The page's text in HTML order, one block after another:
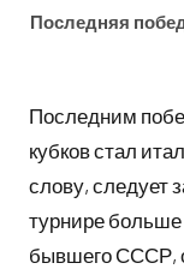
Последняя
Последним
кубков стал
слову, следует
турнире больше
бывшего СССР,